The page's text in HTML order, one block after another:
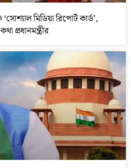
মিডিয়া রিপোর্ট কার্ড’,
প্রধানমন্ত্রীর